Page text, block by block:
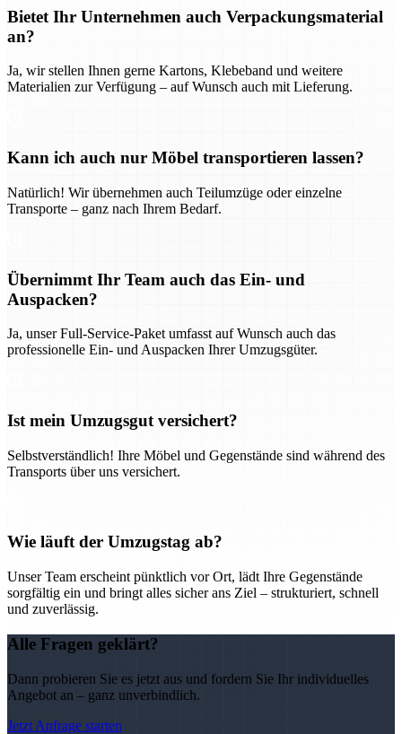
Bietet Ihr Unternehmen auch Verpackungsmaterial
an?
Ja, wir stellen Ihnen gerne Kartons, Klebeband und weitere
Materialien zur Verfügung – auf Wunsch auch mit Lieferung.
Kann ich auch nur Möbel transportieren lassen?
Natürlich! Wir übernehmen auch Teilumzüge oder einzelne
Transporte – ganz nach Ihrem Bedarf.
Übernimmt Ihr Team auch das Ein- und
Auspacken?
Ja, unser Full-Service-Paket umfasst auf Wunsch auch das
professionelle Ein- und Auspacken Ihrer Umzugsgüter.
Ist mein Umzugsgut versichert?
Selbstverständlich! Ihre Möbel und Gegenstände sind während des
Transports über uns versichert.
Wie läuft der Umzugstag ab?
Unser Team erscheint pünktlich vor Ort, lädt Ihre Gegenstände
sorgfältig ein und bringt alles sicher ans Ziel – strukturiert, schnell
und zuverlässig.
Alle Fragen geklärt?
Dann probieren Sie es jetzt aus und fordern Sie Ihr individuelles
Angebot an – ganz unverbindlich.
Jetzt Anfrage starten